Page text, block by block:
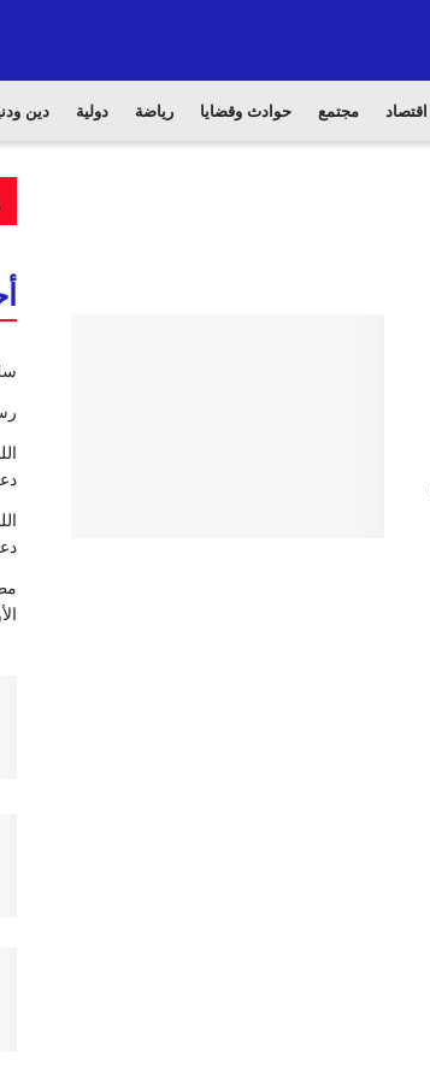
اقتصاد مجتمع حوادث وقضايا رياضة دولية دين